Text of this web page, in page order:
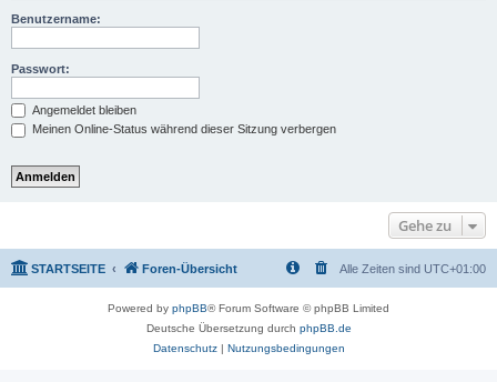
Benutzername:
Passwort:
Angemeldet bleiben
Meinen Online-Status während dieser Sitzung verbergen
Gehe zu
STARTSEITE Foren-Übersicht Alle Zeiten sind UTC+01:00
Powered by phpBB® Forum Software © phpBB Limited
Deutsche Übersetzung durch phpBB.de
Datenschutz| Nutzungsbedingungen